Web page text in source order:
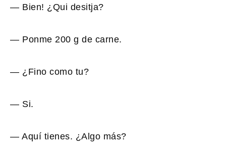
— Bien! ¿Qui desitja?
— Ponme 200 g de carne.
— ¿Fino como tu?
— Si.
— Aquí tienes. ¿Algo más?